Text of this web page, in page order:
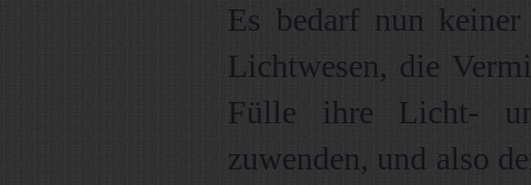
Es bedarf nun
Lichtwesen, die
Fülle ihre Licht-
zuwenden, und also